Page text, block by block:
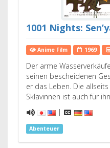
1001 Nights:
Anime Film 1969
Der arme
seinen bescheidenen
er das Leben. Die
Sklavinnen ist auch für
|
Abenteuer